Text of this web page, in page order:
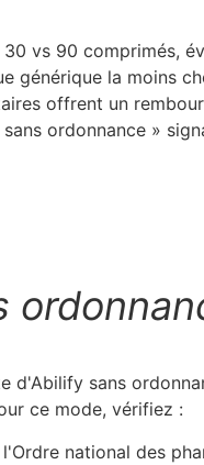
vs 90 comprimés,
générique la moins
offrent un
ordonnance »
d'Abilify sans
ce mode, vérifiez :
national des